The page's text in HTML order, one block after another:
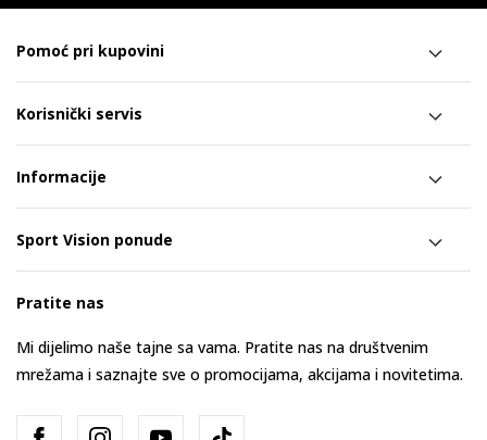
Pomoć pri kupovini
Korisnički servis
Informacije
Sport Vision ponude
Pratite nas
Mi dijelimo naše tajne sa vama. Pratite nas na društvenim
mrežama i saznajte sve o promocijama, akcijama i novitetima.